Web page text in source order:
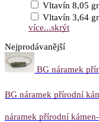
Vltavín 8,05 gr
Vltavín 3,64 gr
více...skrýt
Nejprodávanější
BG náramek
BG náramek přírodní
náramek přírodní